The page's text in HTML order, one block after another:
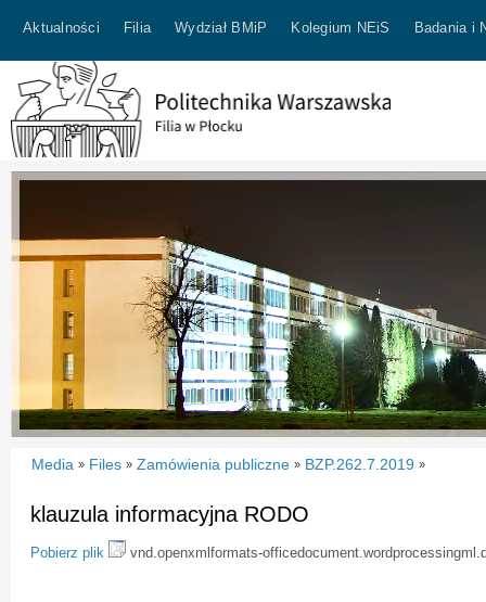
Aktualności Filia Wydział BMiP Kolegium NEiS Badania i
Media » Files » Zamówienia publiczne » BZP.262.7.2019 »
klauzula informacyjna RODO
Pobierz plik vnd.openxmlformats-